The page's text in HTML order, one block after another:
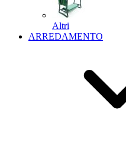
Altri
ARREDAMENTO